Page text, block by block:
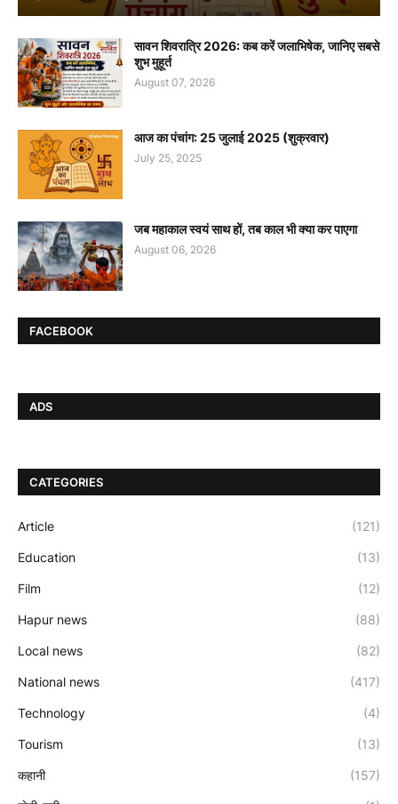
सावन शिवरात्रि 2026: कब करें जलाभिषेक, जानिए सबसे
शुभ मुहूर्त
August 07, 2026
आज का पंचांग: 25 जुलाई 2025 (शुक्रवार)
July 25, 2025
जब महाकाल स्वयं साथ हों, तब काल भी क्या कर पाएगा
August 06, 2026
FACEBOOK
ADS
CATEGORIES
Article (121)
Education (13)
Film (12)
Hapur news (88)
Local news (82)
National news (417)
Technology (4)
Tourism (13)
कहानी (157)